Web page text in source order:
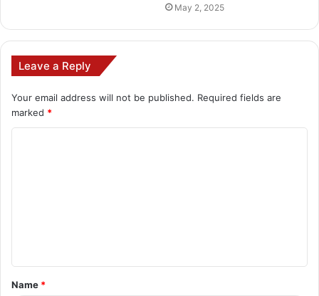
May 2, 2025
Leave a Reply
Your email address will not be published. Required fields are
marked *
t
*
Name *